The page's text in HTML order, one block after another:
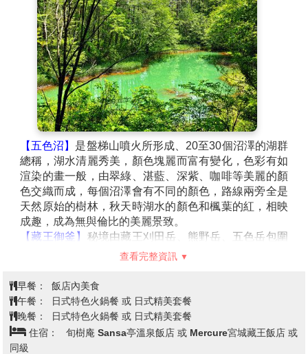
【豬苗代湖】為磐梯山火山活動所形成的淡水湖，位在
海拔514m的高地上，面積達104平方公里，最深處水深
94.6公尺，是日本第四大湖。像大海一樣寬闊的湖面十
分清澈透明，故有「天鏡湖」之稱。天氣晴朗時，磐梯
山的倒影映在湖面，襯著如珍珠般鑲在湖岸的白色沙
灘，美得讓人心曠神怡！冬天時，北方天鵝群飛來過
冬，雪白的天鵝一隻隻降落、於湖面戲耍的姿影，讓豬
苗代湖更添幾分清麗動人。
【喜多方拉麵館】喜多方市曾經是造酒業和生産味噌很
發達的地區。這裡又成爲全國著名的喜多方拉麵的發源
地。喜多方拉麵和札幌，博多拉麵並稱日本3大拉麵。
【五色沼】 是盤梯山噴火所形成、20至30個沼澤的湖群
總稱，湖水清麗秀美，顏色塊麗而富有變化，色彩有如
渲染的畫一般，由翠綠、湛藍、深紫、咖啡等美麗的顏
色交織而成，每個沼澤會有不同的顏色，路線兩旁全是
天然原始的樹林，秋天時湖水的顏色和楓葉的紅，相映
成趣，成為無與倫比的美麗景致。
【藏王御釜】 秘境由藏王刈田岳、熊野岳、五色岳包圍
的圓型火山口湖，湖水具強酸性，因此沒有生物棲息。
色湖，依觀看角度、陽光、甚至時間的差異，御釜時時
有著不同風貌。由於少有人煙、地型特殊，有種獨特的
神祕感。
【藏王纜車】特別安排藏王纜車，藏王纜車（蔵王ロー
プウェイ）位於日本山形縣，是通往藏王連峰的主要交
查看完整資訊
早餐：
飯店內美食
午餐：
日式特色火鍋餐 或 日式精美套餐
晚餐：
日式特色火鍋餐 或 日式精美套餐
住宿：
旬樹庵 Sansa亭溫泉飯店 或 Mercure宮城藏王飯店 或
同級